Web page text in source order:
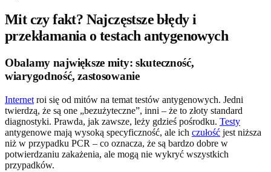
Mit czy fakt? Najczęstsze błędy i
przekłamania o testach antygenowych
Obalamy największe mity: skuteczność,
wiarygodność, zastosowanie
Internet roi się od mitów na temat testów antygenowych. Jedni
twierdzą, że są one „bezużyteczne”, inni – że to złoty standard
diagnostyki. Prawda, jak zawsze, leży gdzieś pośrodku. Testy
antygenowe mają wysoką specyficzność, ale ich czułość jest niższa
niż w przypadku PCR – co oznacza, że są bardzo dobre w
potwierdzaniu zakażenia, ale mogą nie wykryć wszystkich
przypadków.